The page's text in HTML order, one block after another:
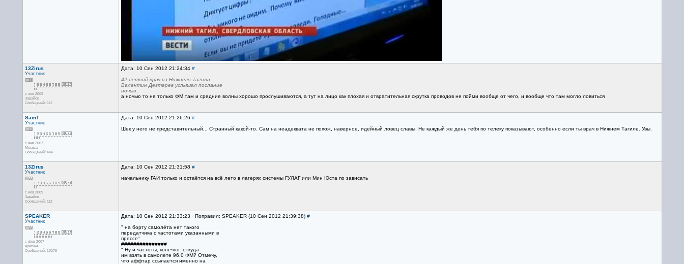
13Zirus
Участник
с ноя 2009
Зарайск
Сообщений: 112
Дата: 10 Сен 2012 21:24:34 #
42-летний врач из Нижнего Тагила
Валентин Дегтерев услышал послание
ночью.
а ночью то не только ФМ там и средние волны хорошо прослушиваются, а тут на лицо как плохая и отвратительная скрутка проводов не пойми вообще от чего, и вообще что там могло ловиться
SamT
Участник
с янв 2007
Москва
Сообщений: 444
Дата: 10 Сен 2012 21:26:26 #
Шек у него не представительный... Странный какой-то. Сам на неадеквата не похож, наверное, идейный ловец славы. Не каждый же день тебя по телеку показывают, особенно если ты врач в Нижнем Тагиле. Увы.
13Zirus
Участник
с ноя 2009
Зарайск
Сообщений: 112
Дата: 10 Сен 2012 21:31:58 #
начальнику ГАИ только и остаётся на всё лето в лагерях системы ГУЛАГ или Мин Юста по зависать
SPEAKER
Участник
с фев 2007
Арктика
Сообщений: 10278
Дата: 10 Сен 2012 21:33:23 · Поправил: SPEAKER (10 Сен 2012 21:39:38) #
" на борту самолёта нет такого
передатчика с частотами указанными в
прессе"
###############
" Ну и частоты, конечно: откуда
им взять в самолете 96,0 ФМ? Отмечу,
что аффтар ссылается именно на